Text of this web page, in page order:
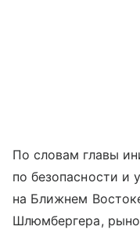
По словам главы
по безопасности и
на Ближнем
Шлюмбергера,